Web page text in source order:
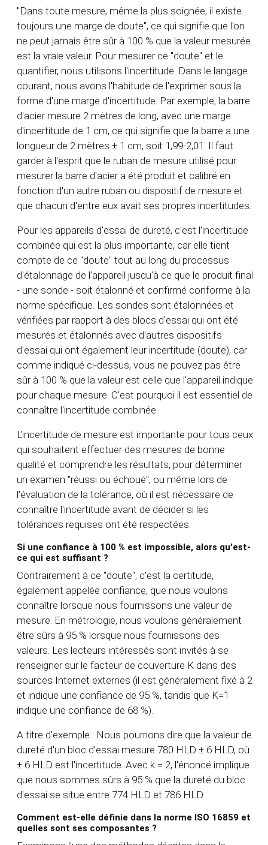
"Dans toute mesure, même la plus soignée, il existe
toujours une marge de doute", ce qui signifie que l'on
ne peut jamais être sûr à 100 % que la valeur mesurée
est la vraie valeur. Pour mesurer ce "doute" et le
quantifier, nous utilisons l'incertitude. Dans le langage
courant, nous avons l'habitude de l'exprimer sous la
forme d'une marge d'incertitude. Par exemple, la barre
d'acier mesure 2 mètres de long, avec une marge
d'incertitude de 1 cm, ce qui signifie que la barre a une
longueur de 2 mètres ± 1 cm, soit 1,99-2,01. Il faut
garder à l'esprit que le ruban de mesure utilisé pour
mesurer la barre d'acier a été produit et calibré en
fonction d'un autre ruban ou dispositif de mesure et
que chacun d'entre eux avait ses propres incertitudes.
Pour les appareils d'essai de dureté, c'est l'incertitude
combinée qui est la plus importante, car elle tient
compte de ce "doute" tout au long du processus
d'étalonnage de l'appareil jusqu'à ce que le produit final
- une sonde - soit étalonné et confirmé conforme à la
norme spécifique. Les sondes sont étalonnées et
vérifiées par rapport à des blocs d'essai qui ont été
mesurés et étalonnés avec d'autres dispositifs
d'essai qui ont également leur incertitude (doute), car
comme indiqué ci-dessus, vous ne pouvez pas être
sûr à 100 % que la valeur est celle que l'appareil indique
pour chaque mesure. C'est pourquoi il est essentiel de
connaître l'incertitude combinée.
L'incertitude de mesure est importante pour tous ceux
qui souhaitent effectuer des mesures de bonne
qualité et comprendre les résultats, pour déterminer
un examen "réussi ou échoué", ou même lors de
l'évaluation de la tolérance, où il est nécessaire de
connaître l'incertitude avant de décider si les
tolérances requises ont été respectées.
Si une confiance à 100 % est impossible, alors qu'est-
ce qui est suffisant ?
Contrairement à ce "doute", c'est la certitude,
également appelée confiance, que nous voulons
connaître lorsque nous fournissons une valeur de
mesure. En métrologie, nous voulons généralement
être sûrs à 95 % lorsque nous fournissons des
valeurs. Les lecteurs intéressés sont invités à se
renseigner sur le facteur de couverture K dans des
sources Internet externes (il est généralement fixé à 2
et indique une confiance de 95 %, tandis que K=1
indique une confiance de 68 %).
A titre d'exemple : Nous pourrions dire que la valeur de
dureté d'un bloc d'essai mesure 780 HLD ± 6 HLD, où
± 6 HLD est l'incertitude. Avec k = 2, l'énoncé implique
que nous sommes sûrs à 95 % que la dureté du bloc
d'essai se situe entre 774 HLD et 786 HLD.
Comment est-elle définie dans la norme ISO 16859 et
quelles sont ses composantes ?